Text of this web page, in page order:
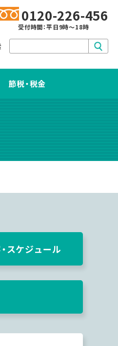
0120-226-456
受付時間：平日9時～18時
節税・税金
スケジュール